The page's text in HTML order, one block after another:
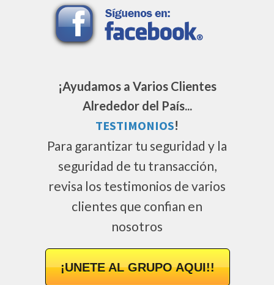
¡Ayudamos a Varios Clientes
Alrededor del País...
TESTIMONIOS!
Para garantizar tu seguridad y la
seguridad de tu transacción,
revisa los testimonios de varios
clientes que confian en
nosotros
¡UNETE AL GRUPO AQUI!!